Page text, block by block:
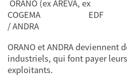
ORANO (ex AREVA, ex
COGEMA
/ ANDRA
ORANO et ANDRA deviennent
industriels, qui font payer
exploitants.